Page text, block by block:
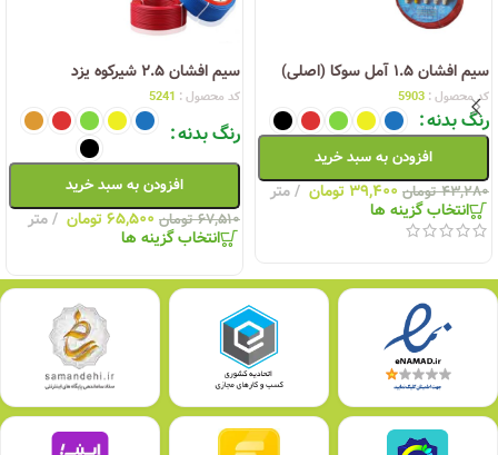
سیم افشان ۱.۵ آمل سوکا (اصلی)
کد محصول : 5903
رنگ بدنه
افزودن به سبد خرید
۴۳,۲۸۰ تومان ۳۹,۴۰۰ تومان متر
انتخاب گزینه ها
سیم افشان ۲.۵ شیرکوه یزد
کد محصول : 5241
رنگ بدنه
افزودن به سبد خرید
۶۷,۵۱۰ تومان ۶۵,۵۰۰تومان متر
انتخاب گزینه ها